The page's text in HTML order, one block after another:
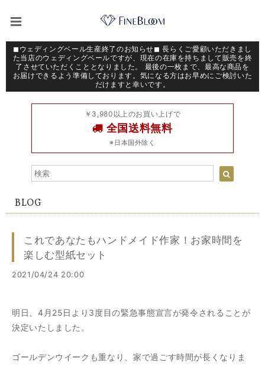
◼︎ウェディングベール生産終了のお知らせ◼︎ 長らくご愛顧いただきまし
た当店のウェディングベールですが、現在の在庫を持ちまして販売を終
了させていただくこととなりました。 最後の一枚まで、最高な商品を
お届けできるよう準備しております。気になる方はお早めにご検討いた
だけますと幸いです。
￥3,980以上のお買い上げで
全国送料無料
※日本国外除く
BLOG
これであなたもハンドメイド作家！お家時間を
楽しむ型紙セット
2021/04/24 20:00
明日、4月25日より3度目の緊急事態宣言が発令されることが
決定いたしました。
ゴールデンウイークも重なり、家で過ごす時間が長くなりま